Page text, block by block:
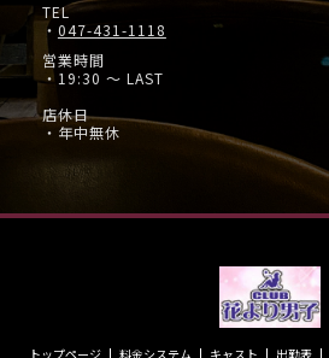
TEL
・ 047-431-1118
営業時間
・19:30 ～ LAST
店休日
・年中無休
トップページ 料金システム キャスト 出勤表